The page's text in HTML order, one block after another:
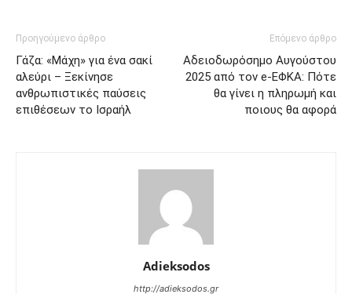
Προηγούμενο άρθρο
Γάζα: «Μάχη» για ένα σακί
αλεύρι – Ξεκίνησε
ανθρωπιστικές παύσεις
επιθέσεων το Ισραήλ
Επόμενο άρθρο
Αδειοδωρόσημο Αυγούστου
2025 από τον e-ΕΦΚΑ: Πότε
θα γίνει η πληρωμή και
ποιους θα αφορά
Adieksodos
http://adieksodos.gr